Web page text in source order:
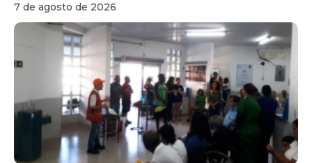
7 de agosto de 2026